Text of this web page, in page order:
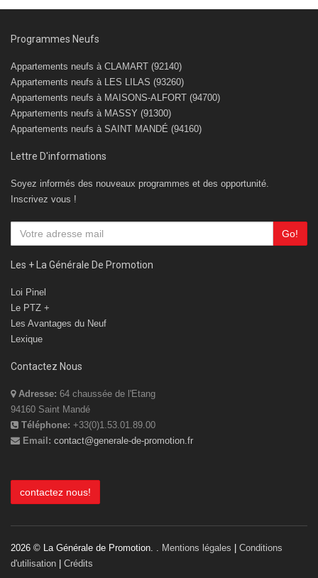
Programmes Neufs
Appartements neufs à CLAMART (92140)
Appartements neufs à LES LILAS (93260)
Appartements neufs à MAISONS-ALFORT (94700)
Appartements neufs à MASSY (91300)
Appartements neufs à SAINT MANDÉ (94160)
Lettre D'informations
Soyez informés des nouveaux programmes et des opportunité.
Inscrivez vous !
Go!
Les + La Générale De Promotion
Loi Pinel
Le PTZ +
Les Avantages du Neuf
Lexique
Contactez Nous
Adresse: 64 chaussée de l'Etang
94160 Saint Mandé
Téléphone: +33(0)1.53.01.89.00
Email: contact@generale-de-promotion.fr
contactez nous!
2026 © La Générale de Promotion. . Mentions légales
Conditions
d'utilisation
Crédits